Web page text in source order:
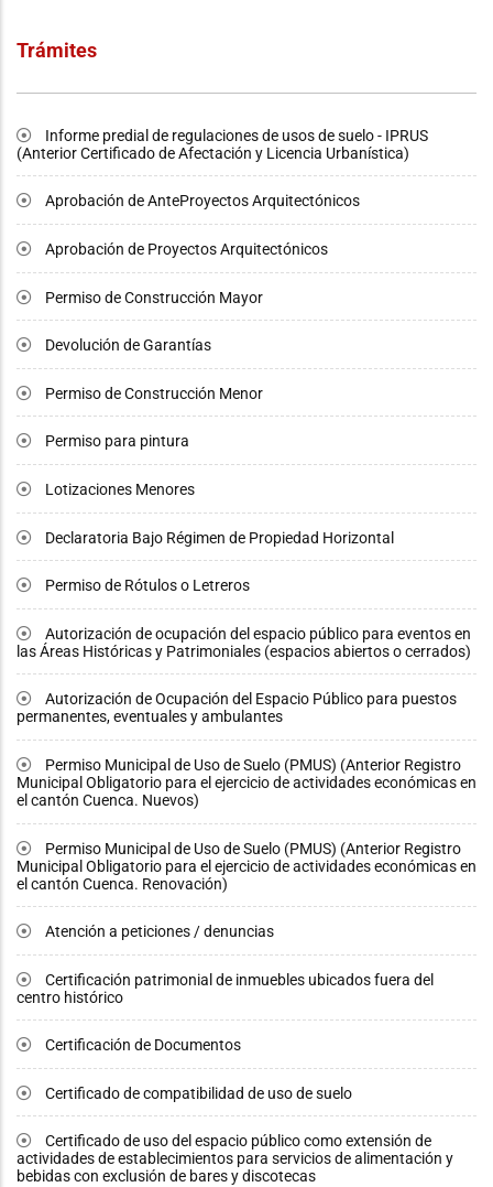
Trámites
Informe predial de regulaciones de usos de suelo - IPRUS
(Anterior Certificado de Afectación y Licencia Urbanística)
Aprobación de AnteProyectos Arquitectónicos
Aprobación de Proyectos Arquitectónicos
Permiso de Construcción Mayor
Devolución de Garantías
Permiso de Construcción Menor
Permiso para pintura
Lotizaciones Menores
Declaratoria Bajo Régimen de Propiedad Horizontal
Permiso de Rótulos o Letreros
Autorización de ocupación del espacio público para eventos en
las Áreas Históricas y Patrimoniales (espacios abiertos o cerrados)
Autorización de Ocupación del Espacio Público para puestos
permanentes, eventuales y ambulantes
Permiso Municipal de Uso de Suelo (PMUS) (Anterior Registro
Municipal Obligatorio para el ejercicio de actividades económicas en
el cantón Cuenca. Nuevos)
Permiso Municipal de Uso de Suelo (PMUS) (Anterior Registro
Municipal Obligatorio para el ejercicio de actividades económicas en
el cantón Cuenca. Renovación)
Atención a peticiones / denuncias
Certificación patrimonial de inmuebles ubicados fuera del
centro histórico
Certificación de Documentos
Certificado de compatibilidad de uso de suelo
Certificado de uso del espacio público como extensión de
actividades de establecimientos para servicios de alimentación y
bebidas con exclusión de bares y discotecas